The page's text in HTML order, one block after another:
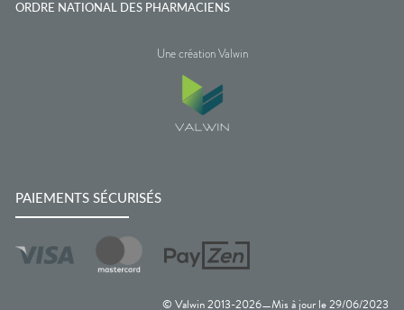
© Valwin 2013-2026—Mis à jour le29/06/2023
ORDRE NATIONAL DES PHARMACIENS
Une création Valwin
PAIEMENTS SÉCURISÉS